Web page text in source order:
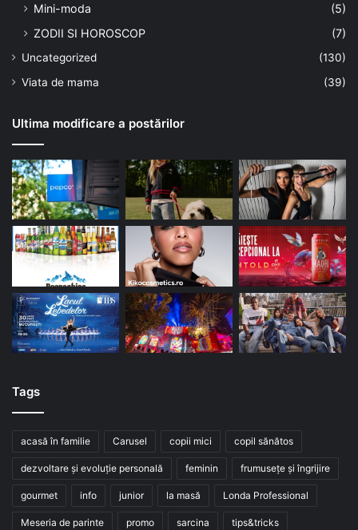
Mini-moda
(5)
ZODII SI HOROSCOP
(7)
Uncategorized
(130)
Viata de mama
(39)
Ultima modificare a postărilor
Tags
acasă în familie Carusel copii mici copil sănătos
dezvoltare și evoluție personală feminin frumusețe și îngrijire
gourmet info junior la masă Londa Professional
Meseria de parinte promo sarcina tips&tricks